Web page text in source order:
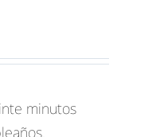
minutos